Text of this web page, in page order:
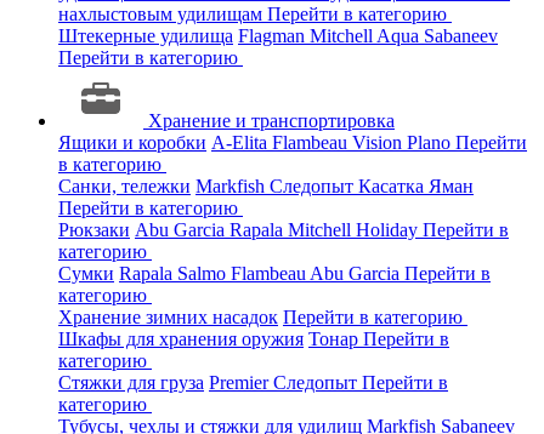
нахлыстовым удилищам Перейти в категорию
Штекерные удилища Flagman Mitchell Aqua Sabaneev
Перейти в категорию
Хранение и транспортировка
Ящики и коробки A-Elita Flambeau Vision Plano Перейти
в категорию
Санки, тележки Markfish Следопыт Касатка Яман
Перейти в категорию
Рюкзаки Abu Garcia Rapala Mitchell Holiday Перейти в
категорию
Сумки Rapala Salmo Flambeau Abu Garcia Перейти в
категорию
Хранение зимних насадок Перейти в категорию
Шкафы для хранения оружия Тонар Перейти в
категорию
Стяжки для груза PremierСледопыт Перейти в
категорию
Тубусы, чехлы и стяжки для удилищ Markfish Sabaneev